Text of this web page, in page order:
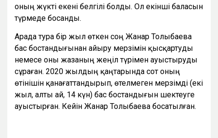
оның жүкті екені белгілі болды. Ол екінші баласын
түрмеде босанды.
Арада тура бір жыл өткен соң Жанар Толыбаева
бас бостандығынан айыру мерзімін қысқартуды
немесе оны жазаның жеңіл түрімен ауыстыруды
сұраған. 2020 жылдың қаңтарында сот оның
өтінішін қанағаттандырып, өтелмеген мерзімді (екі
жыл, алты ай, 14 күн) бас бостандығын шектеуге
ауыстырған. Кейін Жанар Толыбаева босатылған.